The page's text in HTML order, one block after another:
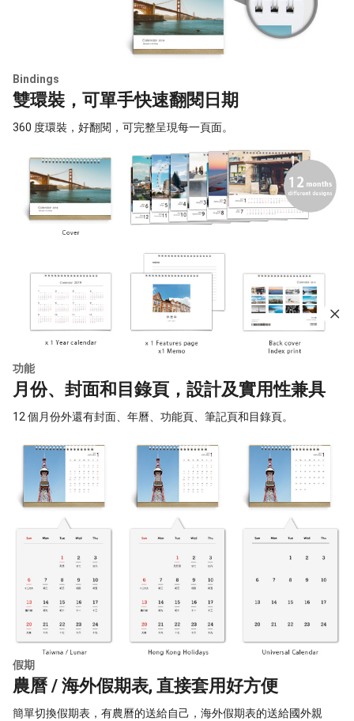
Bindings
雙環裝，可單手快速翻閱日期
360 度環裝，好翻閱，可完整呈現每一頁面。
功能
月份、封面和目錄頁，設計及實用性兼具
12 個月份外還有封面、年曆、功能頁、筆記頁和目錄頁。
假期
農曆 / 海外假期表, 直接套用好方便
簡單切換假期表，有農曆的送給自己，海外假期表的送給國外親